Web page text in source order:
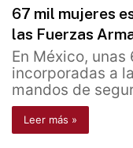
67 mil mujeres
las Fuerzas
En México,
incorporadas a
mandos de
Leer más »